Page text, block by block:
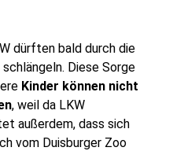
dürften bald durch die
Diese Sorge
Kinder können nicht
, weil da LKW
außerdem, dass sich
vom Duisburger Zoo